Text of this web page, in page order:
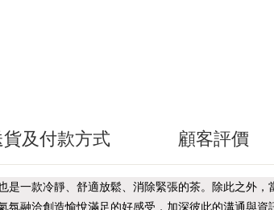
及付款方式 顧客評價
是一款冷靜、舒適放鬆、消除緊張的茶。除此之外
氛融洽創造愉悅滿足的好感受，加深彼此的溝通與資